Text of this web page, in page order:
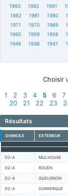
1993
1992 1991
1982
1981 1980
1971
1970 1969
1960
1959 1958
1949
1948 1947
Choisir
1
2 3 4 5 6 7
20
21 22 23
Résultats
DOMICILE EXTERIEUR
D2-A MULHOUSE
D2-A ROUEN
D2-A GUEUGNON
D2-A DUNKERQUE